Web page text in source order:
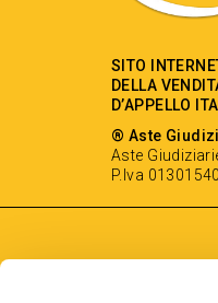
SITO
DELLA
D’APPELLO
® Aste
Aste
P.Iva